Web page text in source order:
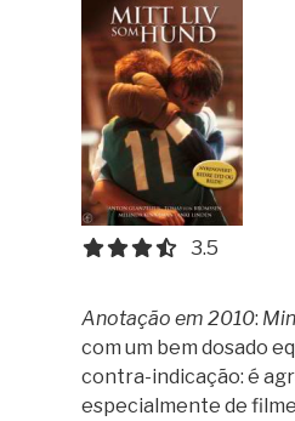
3.5 out of
3.5
Anotação em 2010:
com um bem dosado
contra-indicação: é
especialmente de